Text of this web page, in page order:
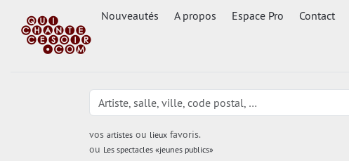
Nouveautés A propos Espace Pro Contact
vos artistesou lieuxfavoris.
ou Les spectacles «jeunes publics»